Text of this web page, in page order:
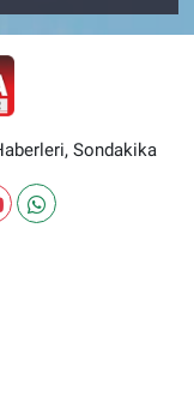
Sondakika